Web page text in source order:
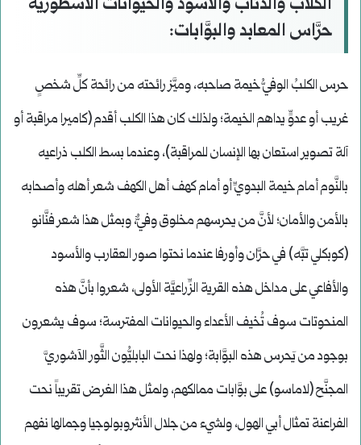
الكلاب والذِّئاب والأسود والحيوانات الأسطوريَّة
حرَّاس المعابد والبوَّابات:
حرس الكلبُ الوفيُّ خيمة صاحبه، وميَّز رائحته من رائحة كلِّ شخصٍ
غريب أو عدوٍّ يداهم الخيمة؛ ولذلك كان هذا الكلب أقدم (كاميرا مراقبة أو
آلة تصوير استعان بها الإنسان للمراقبة)، وعندما بسط الكلب ذراعيه
بالنَّوم أمام خيمة البدويِّ أو أمام كهف أهل الكهف شعر أهله وأصحابه
بالأمن والأمان؛ لأنَّ من يحرسهم مخلوق وفيٌّ، وبمثل هذا شعر فنَّانو
(كوبكلي تبَّه) في حرَّان وأورفا عندما نحتوا صور العقارب والأسود
والأفاعي على مداخل هذه القرية الزِّراعيَّة الأولى، شعروا بأنَّ هذه
المنحوتات سوف تُخيف الأعداء والحيوانات المفترسة؛ سوف يشعرون
بوجود من يَحرس هذه البوَّابة؛ ولهذا نحت البابليُّون الثَّور الآشوريَّ
المجنَّح (لاماسو) على بوَّابات ممالكهم، ولمثل هذا الغرض تقريباً نحت
الفراعنة تمثال أبي الهول، ولشيء من جلال الأنثروبولوجيا وجمالها نفهم